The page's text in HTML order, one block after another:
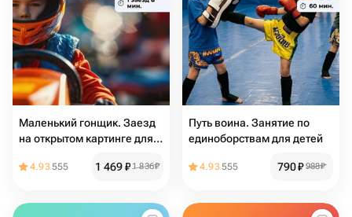
Маленький гонщик. Заезд
на открытом картинге для
4.93555 1 469₽1 836₽
Путь воина. Занятие по
единоборствам для детей
4.93555 790₽ 988₽